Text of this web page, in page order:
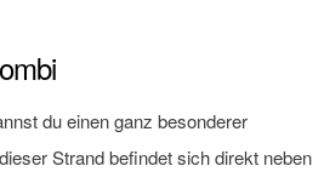
du einen ganz besonderer
Strand befindet sich direkt neben